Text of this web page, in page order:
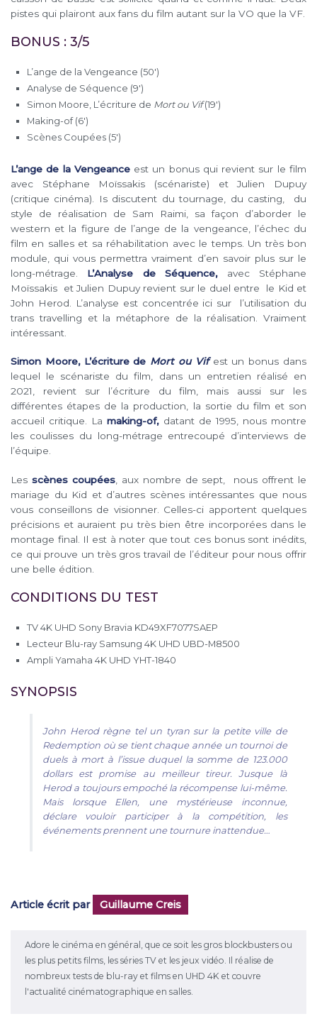
pistes qui plairont aux fans du film autant sur la VO que la VF.
BONUS : 3/5
L’ange de la Vengeance (50′)
Analyse de Séquence (9′)
Simon Moore, L’écriture de Mort ou Vif(19′)
Making-of (6′)
Scènes Coupées (5′)
L’ange de la Vengeanceest un bonus qui revient sur le film
avec Stéphane Moïssakis (scénariste) et Julien Dupuy
(critique cinéma). Is discutent du tournage, du casting, du
style de réalisation de Sam Raimi, sa façon d’aborder le
western et la figure de l’ange de la vengeance, l’échec du
film en salles et sa réhabilitation avec le temps. Un très bon
module, qui vous permettra vraiment d’en savoir plus sur le
long-métrage. L’Analyse de Séquence,avec Stéphane
Moïssakis et Julien Dupuy revient sur le duel entre le Kid et
John Herod. L’analyse est concentrée ici sur l’utilisation du
trans travelling et la métaphore de la réalisation. Vraiment
intéressant.
Simon Moore, L’écriture de Mort ou Vif est un bonus dans
lequel le scénariste du film, dans un entretien réalisé en
2021, revient sur l’écriture du film, mais aussi sur les
différentes étapes de la production, la sortie du film et son
accueil critique. Lamaking-of,datant de 1995, nous montre
les coulisses du long-métrage entrecoupé d’interviews de
l’équipe.
Les scènes coupées, aux nombre de sept, nous offrent le
mariage du Kid et d’autres scènes intéressantes que nous
vous conseillons de visionner. Celles-ci apportent quelques
précisions et auraient pu très bien être incorporées dans le
montage final. Il est à noter que tout ces bonus sont inédits,
ce qui prouve un très gros travail de l’éditeur pour nous offrir
une belle édition.
CONDITIONS DU TEST
TV 4K UHD Sony Bravia KD49XF7077SAEP
Lecteur Blu-ray Samsung 4K UHD UBD-M8500
Ampli Yamaha 4K UHD YHT-1840
SYNOPSIS
John Herod règne tel un tyran sur la petite ville de
Redemption où se tient chaque année un tournoi de
duels à mort à l’issue duquel la somme de 123.000
dollars est promise au meilleur tireur. Jusque là
Herod a toujours empoché la récompense lui-même.
Mais lorsque Ellen, une mystérieuse inconnue,
déclare vouloir participer à la compétition, les
événements prennent une tournure inattendue…
Article écrit par Guillaume Creis
Adore le cinéma en général, que ce soit les gros blockbusters ou
les plus petits films, les séries TV et les jeux vidéo. Il réalise de
nombreux tests de blu-ray et films en UHD 4K et couvre
l'actualité cinématographique en salles.